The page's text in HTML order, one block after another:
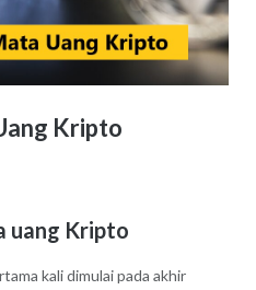
Kripto
uang Kripto
kali dimulai pada akhir